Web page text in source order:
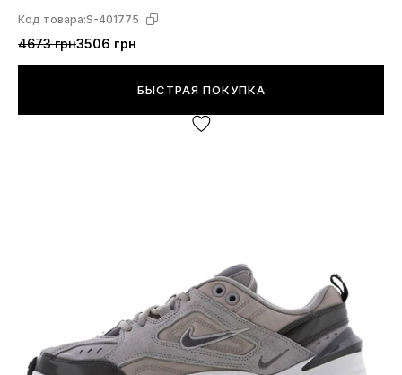
Код товара:S-401775
4673 грн3506 грн
БЫСТРАЯ ПОКУПКА